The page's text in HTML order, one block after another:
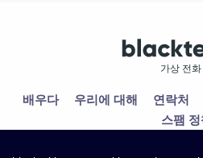
가상 전화
배우다 우리에 대해 연락처
스팸 정